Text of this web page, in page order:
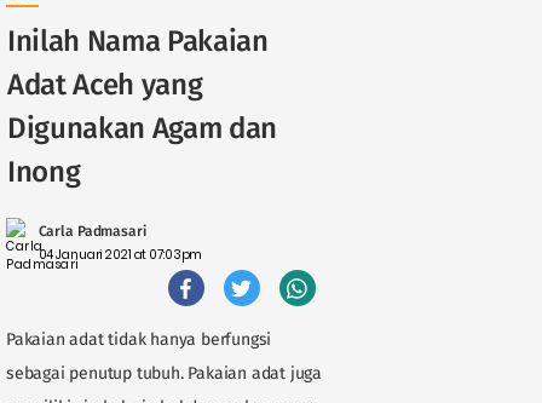
Inilah Nama Pakaian
Adat Aceh yang
Digunakan Agam dan
Inong
Carla Padmasari
04 Januari 2021 at 07:03pm
Pakaian adat tidak hanya berfungsi
sebagai penutup tubuh. Pakaian adat juga